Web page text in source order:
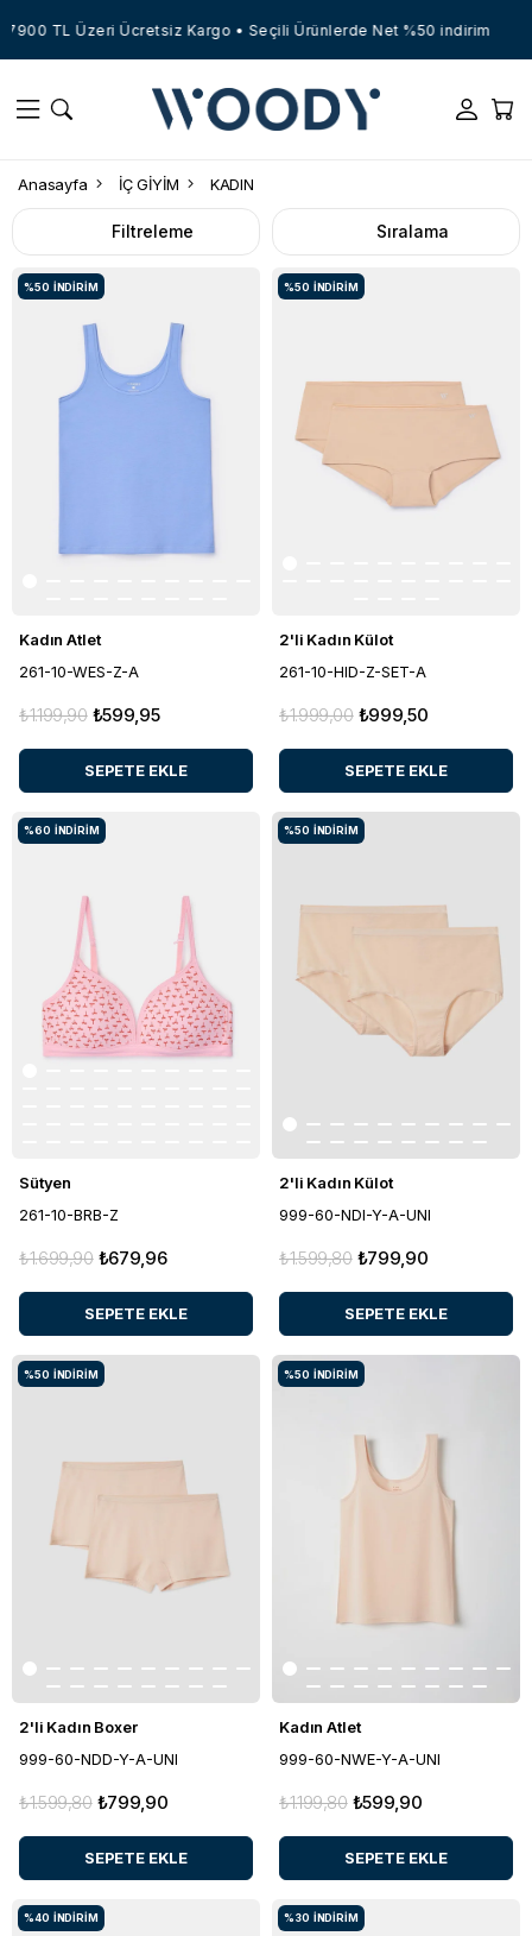
TL Üzeri Ücretsiz Kargo • Seçili Ürünlerde Net %50 indirim
Anasayfa İÇ GİYİM KADIN
Filtreleme Sıralama
Kadın Atlet
261-10-WES-Z-A
₺599,95
₺1.199,90
SEPETE EKLE
%50 İNDIRIM
2'li Kadın Külot
261-10-HID-Z-SET-A
₺999,50
₺1.999,00
SEPETE EKLE
%50 İNDIRIM
Sütyen
261-10-BRB-Z
₺679,96
₺1.699,90
SEPETE EKLE
%60 İNDIRIM
2'li Kadın Külot
999-60-NDI-Y-A-UNI
₺799,90
₺1.599,80
SEPETE EKLE
%50 İNDIRIM
2'li Kadın Boxer
999-60-NDD-Y-A-UNI
₺799,90
₺1.599,80
SEPETE EKLE
%50 İNDIRIM
Kadın Atlet
999-60-NWE-Y-A-UNI
₺599,90
₺1.199,80
SEPETE EKLE
%50 İNDIRIM
%40 İNDIRIM %30 İNDIRIM